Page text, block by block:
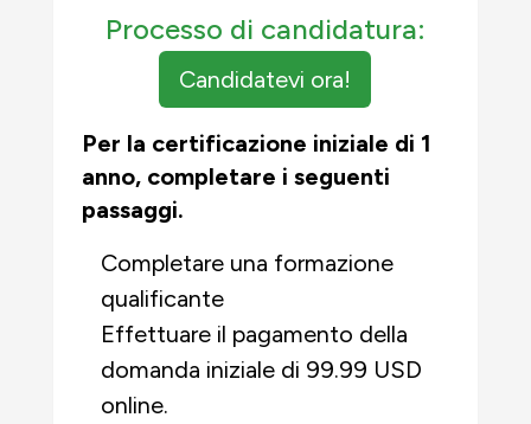
Processo di candidatura:
Candidatevi ora!
Per la certificazione iniziale di 1
anno, completare i seguenti
passaggi.
Completare una formazione
qualificante
Effettuare il pagamento della
domanda iniziale di 99.99 USD
online.